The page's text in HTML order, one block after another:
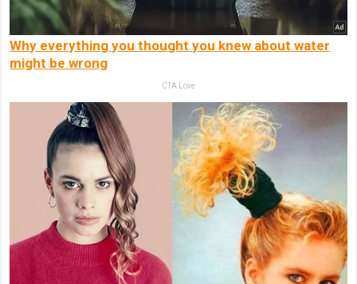
Why everything you thought you knew about water
might be wrong
CTA Love